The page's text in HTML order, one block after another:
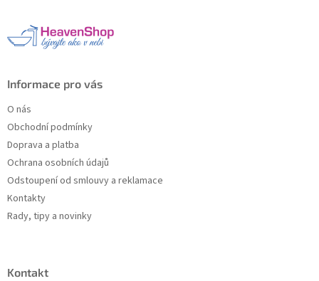
Informace pro vás
O nás
Obchodní podmínky
Doprava a platba
Ochrana osobních údajů
Odstoupení od smlouvy a reklamace
Kontakty
Rady, tipy a novinky
Kontakt